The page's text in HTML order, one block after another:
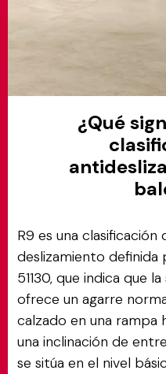
¿Qué
R9 es una clasificación
deslizamiento definida
51130, que indica que
ofrece un agarre
calzado en una rampa
una inclinación de
se sitúa en el nivel